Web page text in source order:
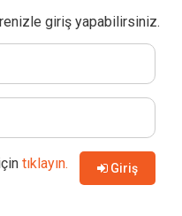
giriş yapabilirsiniz.
Giriş
tıklayın.